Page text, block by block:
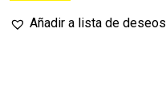
Añadir a lista de deseos